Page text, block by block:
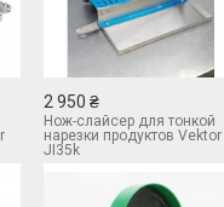
2 950 ₴
Нож-слайсер для тонкой
нарезки продуктов Vektor
JI35k